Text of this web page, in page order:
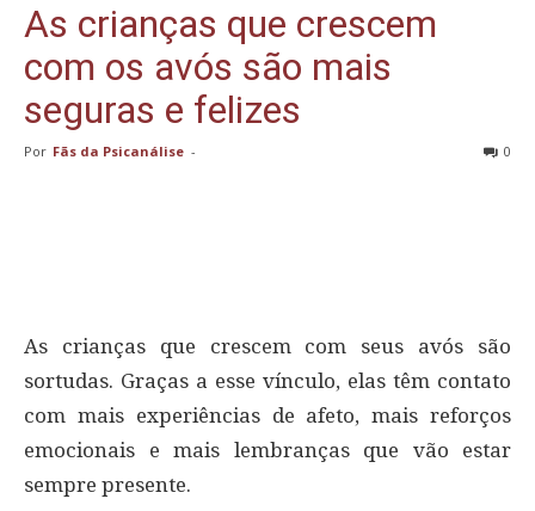
As crianças que crescem
com os avós são mais
seguras e felizes
Por Fãs da Psicanálise - 0
As crianças que crescem com seus avós são
sortudas. Graças a esse vínculo, elas têm contato
com mais experiências de afeto, mais reforços
emocionais e mais lembranças que vão estar
sempre presente.